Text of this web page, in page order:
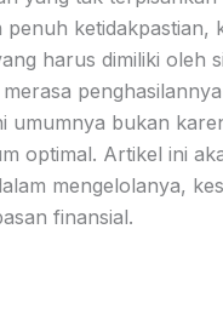
ketidakpastian,
harus dimiliki oleh
umumnya bukan
optimal. Artikel ini
mengelolanya,
finansial.